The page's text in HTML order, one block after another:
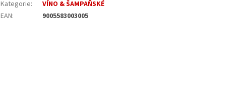
Kategorie:
VÍNO & ŠAMPAŇSKÉ
EAN: 9005583003005